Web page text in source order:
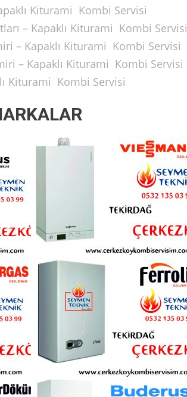
Kiturami Kombi Servisi
– Kapaklı Kiturami Kombi Servisi
– Kapaklı Kiturami Kombi Servisi
– Kapaklı Kiturami Kombi Servisi
Kiturami Kombi Servisi